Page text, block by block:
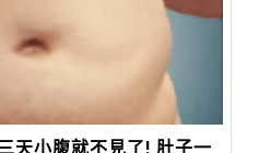
天小腹就不見了! 肚子一